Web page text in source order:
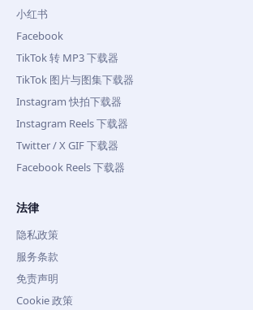
小红书
Facebook
TikTok 转 MP3 下载器
TikTok 图片与图集下载器
Instagram 快拍下载器
Instagram Reels 下载器
Twitter / X GIF 下载器
Facebook Reels 下载器
法律
隐私政策
服务条款
免责声明
Cookie 政策